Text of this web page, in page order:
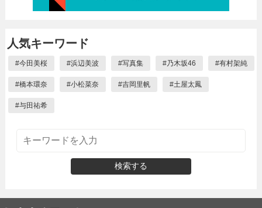
人気キーワード
#今田美桜 #浜辺美波 #写真集 #乃木坂46 #有村架純
#橋本環奈 #小松菜奈 #吉岡里帆 #土屋太鳳
#与田祐希
検索する